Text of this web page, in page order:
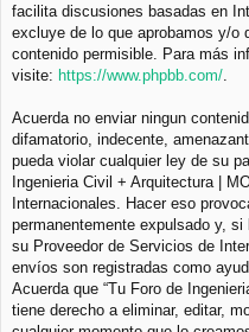
facilita discusiones basadas en
excluye de lo que aprobamos y/o
contenido permisible. Para más
visite: https://www.phpbb.com/
Acuerda no enviar ningun
difamatorio, indecente,
pueda violar cualquier ley de su
Ingenieria Civil + Arquitectura |
Internacionales. Hacer eso
permanentemente expulsado y,
su Proveedor de Servicios de
envíos son registradas como
Acuerda que “Tu Foro de
tiene derecho a eliminar, editar,